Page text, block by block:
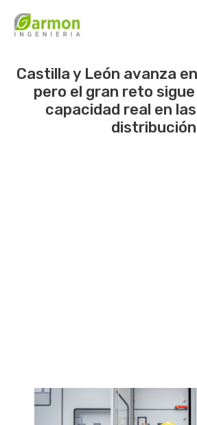
Castilla y León avanza
pero el gran reto
capacidad real en
distribución